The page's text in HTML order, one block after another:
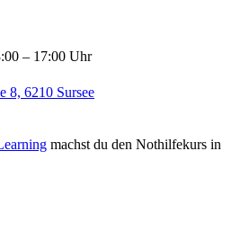
– 17:00 Uhr
8, 6210 Sursee
machst du den Nothilfekurs in